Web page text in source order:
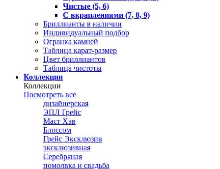
Чистые (5, 6)
С вкраплениями (7, 8, 9)
Бриллианты в наличии
Индивидуальный подбор
Огранка камней
Таблица карат-размер
Цвет бриллиантов
Таблица чистоты
Коллекции
Коллекции
Посмотреть все
дизайнерская
ЭПЛ Грейс
Маст Хэв
Блоссом
Грейс Эксклюзив
эксклюзивная
Серебряная
помолвка и свадьба